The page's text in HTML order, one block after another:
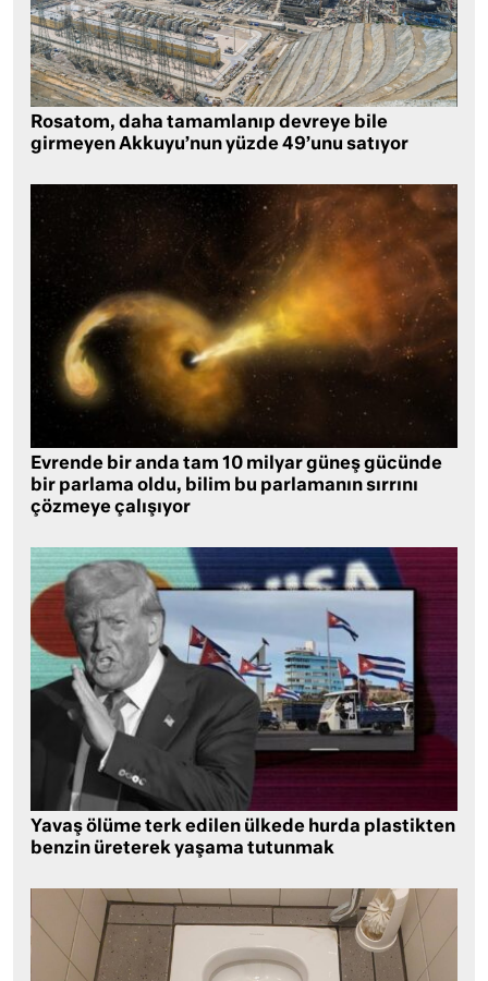
Rosatom, daha tamamlanıp devreye bile
girmeyen Akkuyu’nun yüzde 49’unu satıyor
Evrende bir anda tam 10 milyar güneş gücünde
bir parlama oldu, bilim bu parlamanın sırrını
çözmeye çalışıyor
Yavaş ölüme terk edilen ülkede hurda plastikten
benzin üreterek yaşama tutunmak